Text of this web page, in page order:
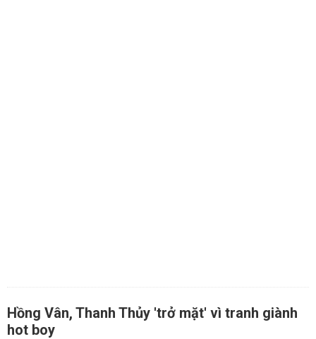
Hồng Vân, Thanh Thủy 'trở mặt' vì tranh giành
hot boy